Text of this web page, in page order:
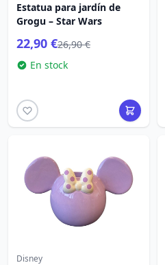
Estatua para jardín de
Grogu – Star Wars
22,90 €26,90 €
En stock
Disney